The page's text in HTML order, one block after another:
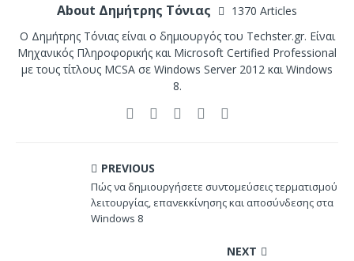
About Δημήτρης Τόνιας
1370 Articles
Ο Δημήτρης Τόνιας είναι ο δημιουργός του Techster.gr. Είναι
Μηχανικός Πληροφορικής και Microsoft Certified Professional
με τους τίτλους MCSA σε Windows Server 2012 και Windows
8.
PREVIOUS
Πώς να δημιουργήσετε συντομεύσεις τερματισμού
λειτουργίας, επανεκκίνησης και αποσύνδεσης στα
Windows 8
NEXT